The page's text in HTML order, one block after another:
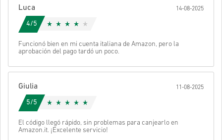
Después recibirás un correo con un enlace seguro para acceder a
tu código.
Luca 14-08-2025
4/5
Funcionó bien en mi cuenta italiana de Amazon, pero la
aprobación del pago tardó un poco.
Giulia 11-08-2025
5/5
El código llegó rápido, sin problemas para canjearlo en
Amazon.it. ¡Excelente servicio!